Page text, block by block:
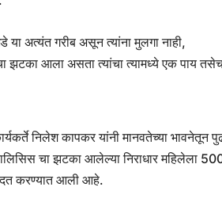
या अत्यंत गरीब असून त्यांना मुलगा नाही,
झटका आला असता त्यांचा त्यामध्ये एक पाय
निलेश कापकर यांनी मानवतेच्या भावनेतून
चा झटका आलेल्या निराधार महिलेला
करण्यात आली आहे.